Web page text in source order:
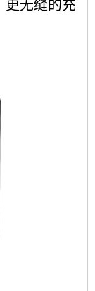
更无缝的充